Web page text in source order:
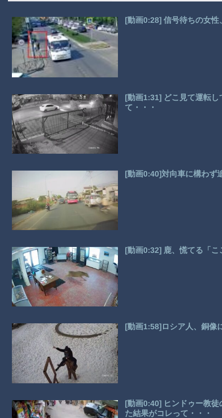
[動画0:28] 信号待ちの女
[動画1:31] どこ見て運転
て・・・
[動画0:40]対向車に構わず
[動画0:32] 鹿、慌てる「
[動画1:58]ロシア人、銅像
[動画0:40] ヒンドゥー教
た結果がコレって・・・